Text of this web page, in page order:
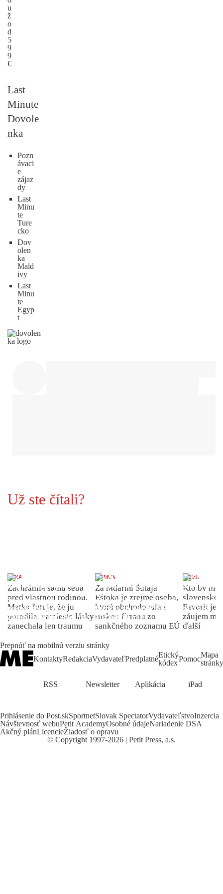
u
ž
o
d
5
9
9
€
Last
Minute
Dovole
nka
Pozn
ávaci
e
zájaz
dy
Last
Minu
te
Ture
cko
Dov
olen
ka
Mald
ivy
Last
Minu
te
Egyp
t
Už ste čítali?
ŽENA
Zachránila samu seba
pred vlastnou rodinou.
Matka ľutuje, že ju
porodila, namiesto lásky
zanechala len traumu
DOMOV
Za radarmi Šutaja
Eštoka je zrejme osoba,
ktorá obchodovala s
ruskou firmou zo
sankčného zoznamu EÚ
INDEX
Kto by
slovenské
Favorit je
záujem
ďalší
Prepnúť na mobilnú verziu stránky
KontaktyRedakciaVydavateľPredplatnéEtický
kódexPomocMapa
stránky
RSS Newsletter Aplikácia iPad
Prihlásenie do Post.skSportnetSlovak SpectatorVydavateľstvoInzercia
Návštevnosť webuPetit AcademyOsobné údajeNariadenie DSA
Akčný plánLicencieŽiadosť o opravu
© Copyright 1997-2026 | Petit Press, a.s.